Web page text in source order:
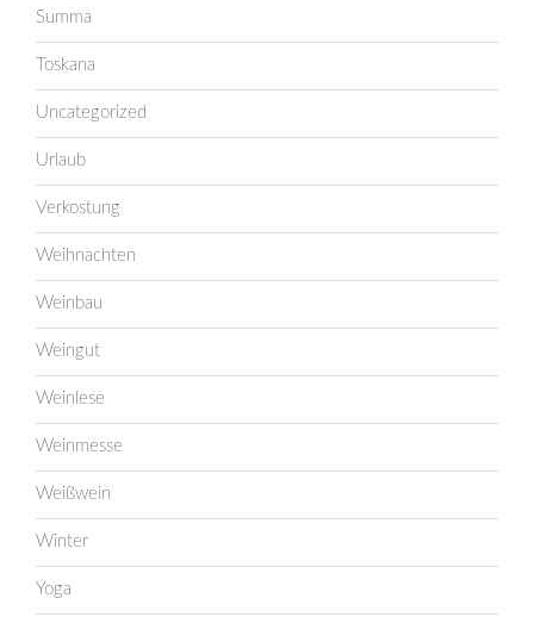
Summa
Toskana
Uncategorized
Urlaub
Verkostung
Weihnachten
Weinbau
Weingut
Weinlese
Weinmesse
Weißwein
Winter
Yoga